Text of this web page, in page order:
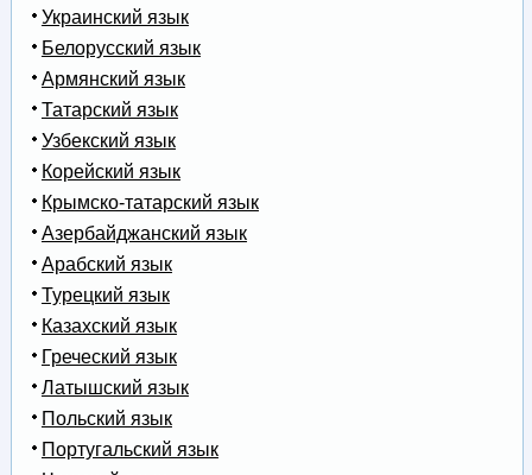
Украинский язык
Белорусский язык
Армянский язык
Татарский язык
Узбекский язык
Корейский язык
Крымско-татарский язык
Азербайджанский язык
Арабский язык
Турецкий язык
Казахский язык
Греческий язык
Латышский язык
Польский язык
Португальский язык